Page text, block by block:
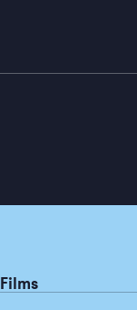
Films